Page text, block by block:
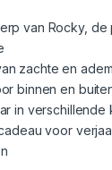
van Rocky, de
zachte en
binnen en
in verschillende
voor